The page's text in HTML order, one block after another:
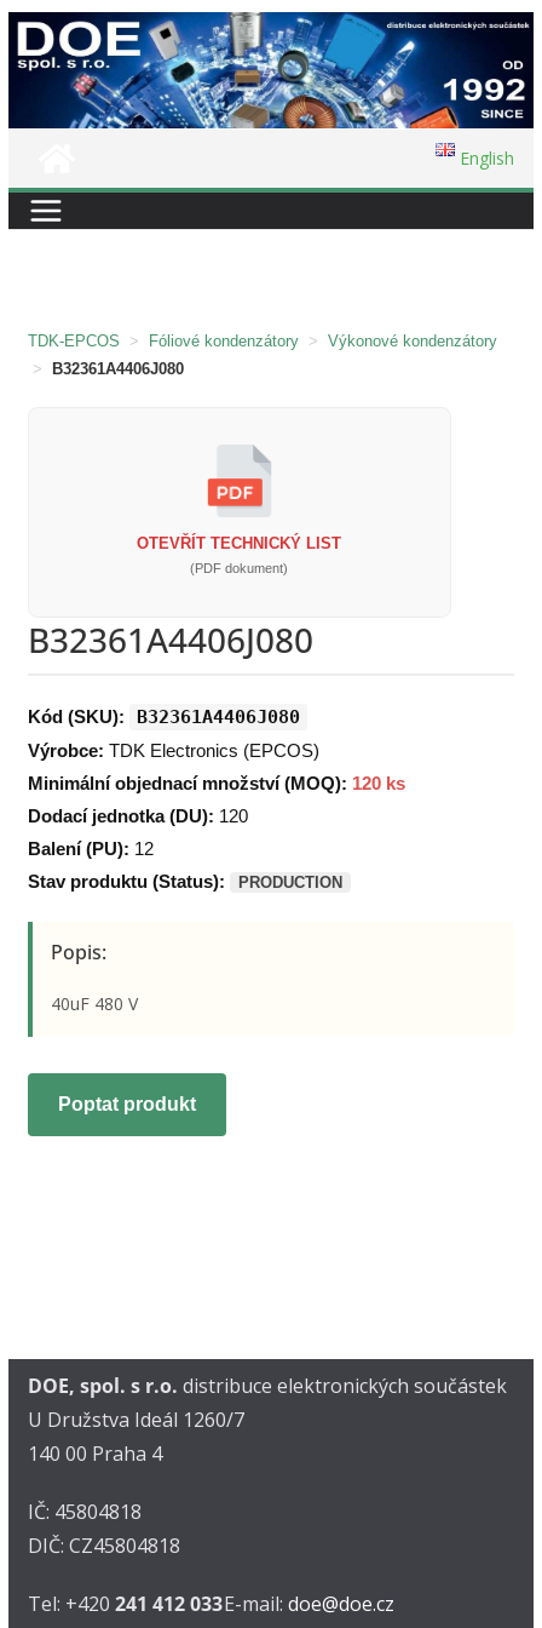
Přeskočit
na
English
TDK-EPCOS > Fóliové kondenzátory > Výkonové kondenzátory
> B32361A4406J080
OTEVŘÍT TECHNICKÝ LIST
(PDF dokument)
B32361A4406J080
Kód (SKU): B32361A4406J080
Výrobce: TDK Electronics (EPCOS)
Minimální objednací množství (MOQ): 120 ks
Dodací jednotka (DU): 120
Balení (PU): 12
Stav produktu (Status):
PRODUCTION
Popis:
40uF 480 V
Poptat produkt
DOE, spol. s r.o. distribuce elektronických součástek
U Družstva Ideál 1260/7
140 00 Praha 4
IČ: 45804818
DIČ: CZ45804818
Tel: +420 241 412 033E-mail: doe@doe.cz